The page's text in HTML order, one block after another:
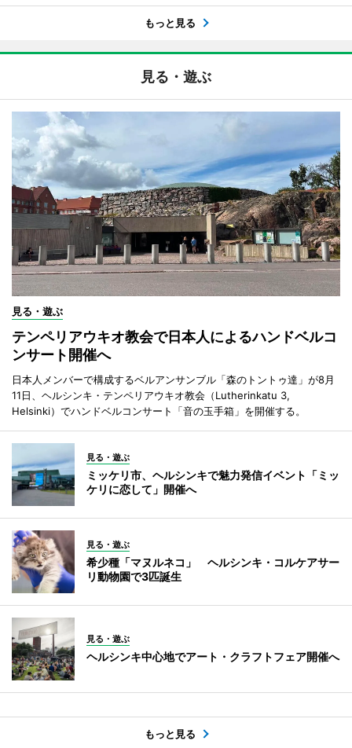
もっと見る
見る・遊ぶ
見る・遊ぶ
テンペリアウキオ教会で日本人によるハンドベルコ
ンサート開催へ
日本人メンバーで構成するベルアンサンブル「森のトントゥ達」が8月
11日、ヘルシンキ・テンペリアウキオ教会（Lutherinkatu 3,
Helsinki）でハンドベルコンサート「音の玉手箱」を開催する。
見る・遊ぶ
ミッケリ市、ヘルシンキで魅力発信イベント「ミッ
ケリに恋して」開催へ
見る・遊ぶ
希少種「マヌルネコ」 ヘルシンキ・コルケアサー
リ動物園で3匹誕生
見る・遊ぶ
ヘルシンキ中心地でアート・クラフトフェア開催へ
もっと見る